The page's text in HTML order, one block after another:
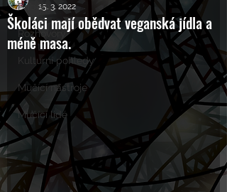
Příběhy
Rozhovory
Kulturní pohledy
Mučící nástroje
Mučící lidé
Školáci mají obědvat veganská jídla a
méně masa.
15. 3. 2022